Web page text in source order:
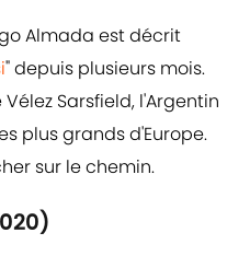
Almada est décrit
" depuis plusieurs mois.
Sarsfield, l'Argentin
plus grands d'Europe.
sur le chemin.